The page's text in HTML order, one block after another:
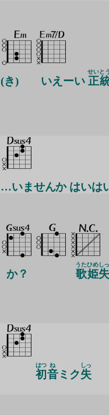
(き) いえーい 正
せいと
…いませんか はいは
か？ 歌
うた
姫
ひめし
初
はつ
音
ね
ミク失
しっ